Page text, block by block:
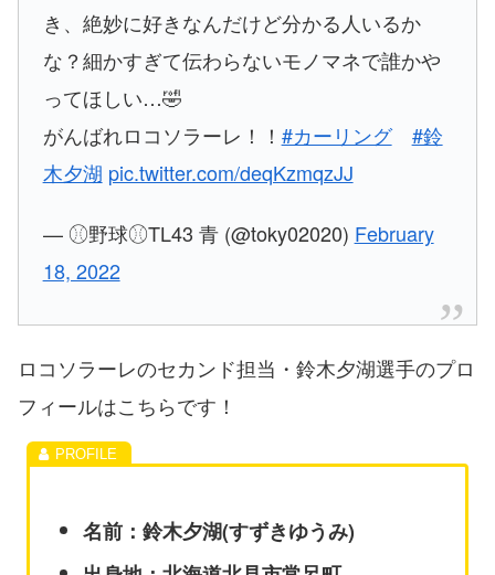
き、絶妙に好きなんだけど分かる人いるか
な？細かすぎて伝わらないモノマネで誰かや
ってほしい…🤣
がんばれロコソラーレ！！ #カーリング
#鈴
木夕湖 pic.twitter.com/deqKzmqzJJ
— ⚾︎野球⚾︎TL43 青 (@toky02020) February
18, 2022
ロコソラーレのセカンド担当・鈴木夕湖選手のプロ
フィールはこちらです！
名前：鈴木夕湖(すずきゆうみ)